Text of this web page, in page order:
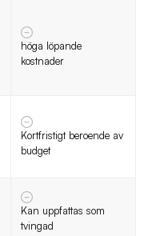
höga löpande
kostnader
Kortfristigt beroende av
budget
Kan uppfattas som
tvingad